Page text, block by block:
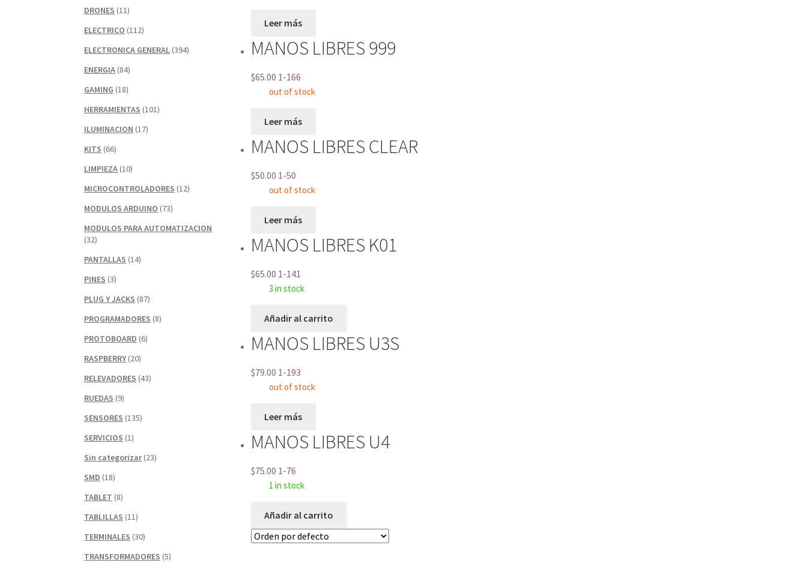
Leer más
MANOS LIBRES 999
$65.00 1-166
out of stock
Leer más
MANOS LIBRES CLEAR
$50.00 1-50
out of stock
Leer más
MANOS LIBRES K01
$65.00 1-141
3 in stock
Añadir al carrito
MANOS LIBRES U3S
$79.00 1-193
out of stock
Leer más
MANOS LIBRES U4
$75.00 1-76
1 in stock
Añadir al carrito
DRONES (11)
ELECTRICO (112)
ELECTRONICA GENERAL (394)
ENERGIA (84)
GAMING (18)
HERRAMIENTAS (101)
ILUMINACION (17)
KITS (66)
LIMPIEZA (10)
MICROCONTROLADORES (12)
MODULOS ARDUINO (73)
MODULOS PARA AUTOMATIZACION
(32)
PANTALLAS (14)
PINES (3)
PLUG Y JACKS (87)
PROGRAMADORES (8)
PROTOBOARD (6)
RASPBERRY (20)
RELEVADORES (43)
RUEDAS (9)
SENSORES (135)
SERVICIOS (1)
Sin categorizar (23)
SMD (18)
TABLET (8)
TABLILLAS (11)
TERMINALES (30)
TRANSFORMADORES (5)